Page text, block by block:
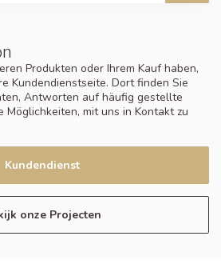
Produkten oder Ihrem Kauf haben,
Kundendienstseite. Dort finden Sie
Antworten auf häufig gestellte
Möglichkeiten, mit uns in Kontakt zu
Kundendienst
onze Projecten